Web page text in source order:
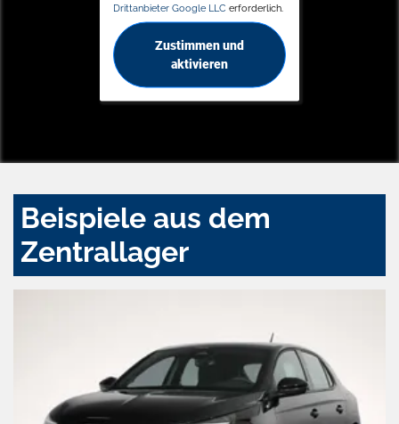
Drittanbieter Google LLC erforderlich.
Zustimmen und
aktivieren
Beispiele aus dem
Zentrallager